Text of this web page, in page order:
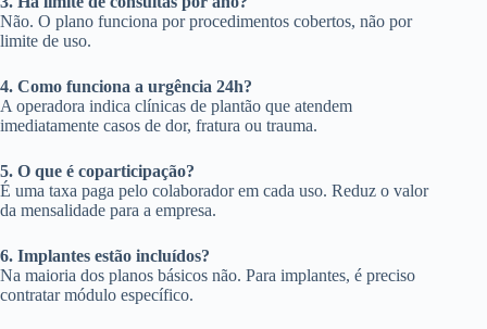
Não. O plano funciona por procedimentos cobertos, não por
limite de uso.
4. Como funciona a urgência 24h?
A operadora indica clínicas de plantão que atendem
imediatamente casos de dor, fratura ou trauma.
5. O que é coparticipação?
É uma taxa paga pelo colaborador em cada uso. Reduz o valor
da mensalidade para a empresa.
6. Implantes estão incluídos?
Na maioria dos planos básicos não. Para implantes, é preciso
contratar módulo específico.